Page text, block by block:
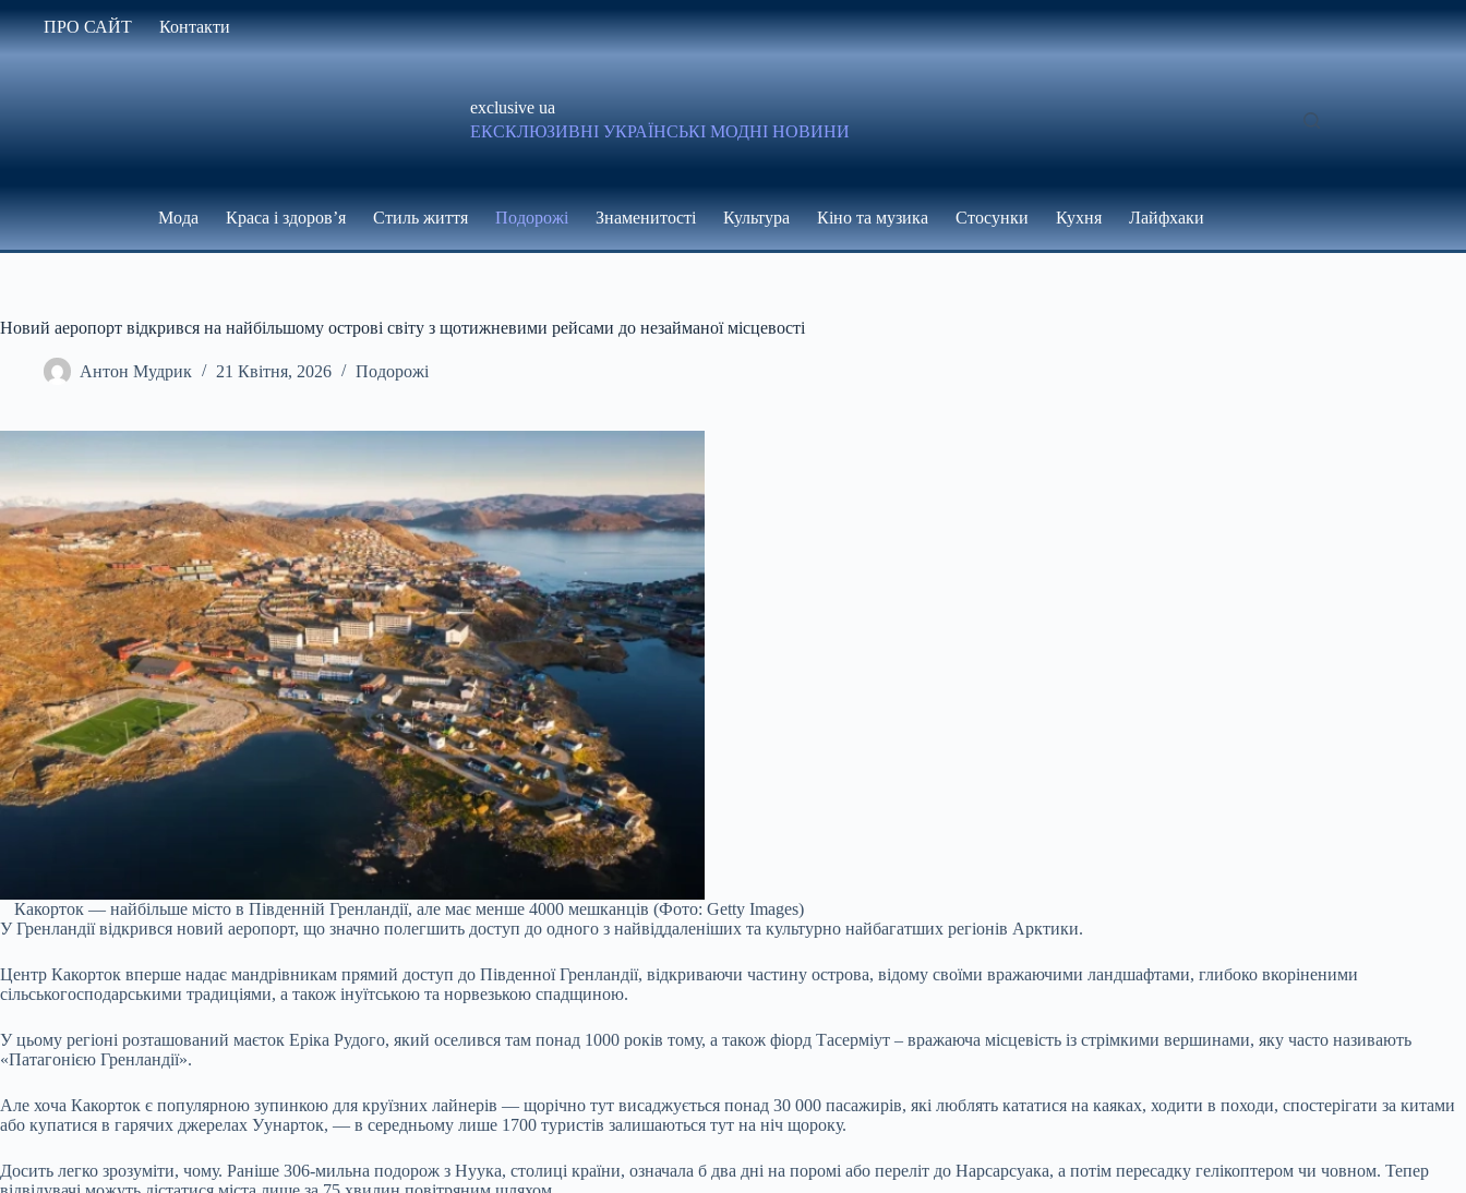
до
вмісту
ПРО САЙТ Контакти
exclusive ua
ЕКСКЛЮЗИВНІ УКРАЇНСЬКІ МОДНІ НОВИНИ
Мода Краса і здоров’я Стиль життя Подорожі Знаменитості Культура Кіно та музика Стосунки Кухня Лайфхаки
Новий аеропорт відкрився на найбільшому острові світу з щотижневими рейсами до незайманої місцевості
Антон Мудрик 21 Квітня, 2026 Подорожі
Какорток — найбільше місто в Південній Гренландії, але має менше 4000 мешканців (Фото: Getty Images)
У Гренландії відкрився новий аеропорт, що значно полегшить доступ до одного з найвіддаленіших та культурно найбагатших регіонів Арктики.
Центр Какорток вперше надає мандрівникам прямий доступ до Південної Гренландії, відкриваючи частину острова, відому своїми вражаючими ландшафтами, глибоко вкоріненими
сільськогосподарськими традиціями, а також інуїтською та норвезькою спадщиною.
У цьому регіоні розташований маєток Еріка Рудого, який оселився там понад 1000 років тому, а також фіорд Тасерміут – вражаюча місцевість із стрімкими вершинами, яку часто називають
«Патагонією Гренландії».
Але хоча Какорток є популярною зупинкою для круїзних лайнерів — щорічно тут висаджується понад 30 000 пасажирів, які люблять кататися на каяках, ходити в походи, спостерігати за китами
або купатися в гарячих джерелах Уунарток, — в середньому лише 1700 туристів залишаються тут на ніч щороку.
Досить легко зрозуміти, чому. Раніше 306-мильна подорож з Нуука, столиці країни, означала б два дні на поромі або переліт до Нарсарсуака, а потім пересадку гелікоптером чи човном. Тепер